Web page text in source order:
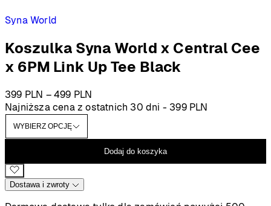
Syna World
Koszulka Syna World x Central Cee
x 6PM Link Up Tee Black
399 PLN – 499 PLN
cen:
499 PLN
Najniższa cena z ostatnich 30 dni - 399 PLN
Dodaj do koszyka
Dostawa i zwroty